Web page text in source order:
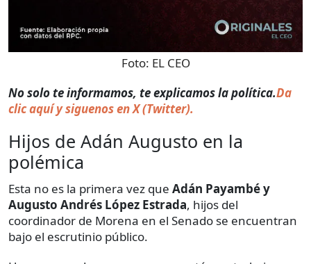
Foto: EL CEO
No solo te informamos, te explicamos la política.Da
clic aquí y siguenos en X (Twitter).
Hijos de Adán Augusto en la
polémica
Esta no es la primera vez que Adán Payambé y
Augusto Andrés López Estrada, hijos del
coordinador de Morena en el Senado se encuentran
bajo el escrutinio público.